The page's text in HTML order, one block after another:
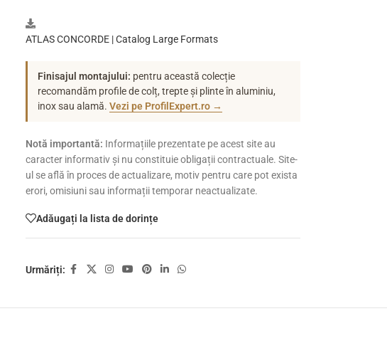
ATLAS CONCORDE | Catalog Large Formats
Finisajul montajului: pentru această colecție
recomandăm profile de colț, trepte și plinte în aluminiu,
inox sau alamă. Vezi pe ProfilExpert.ro →
Notă importantă: Informațiile prezentate pe acest site au
caracter informativ și nu constituie obligații contractuale. Site-
ul se află în proces de actualizare, motiv pentru care pot exista
erori, omisiuni sau informații temporar neactualizate.
Adăugați la lista de dorințe
Urmăriți: